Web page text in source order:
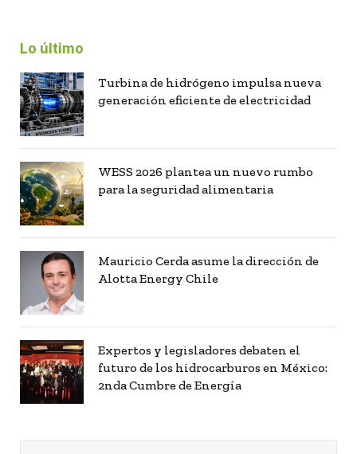
Lo último
Turbina de hidrógeno impulsa nueva
generación eficiente de electricidad
WESS 2026 plantea un nuevo rumbo
para la seguridad alimentaria
Mauricio Cerda asume la dirección de
Alotta Energy Chile
Expertos y legisladores debaten el
futuro de los hidrocarburos en México:
2nda Cumbre de Energía